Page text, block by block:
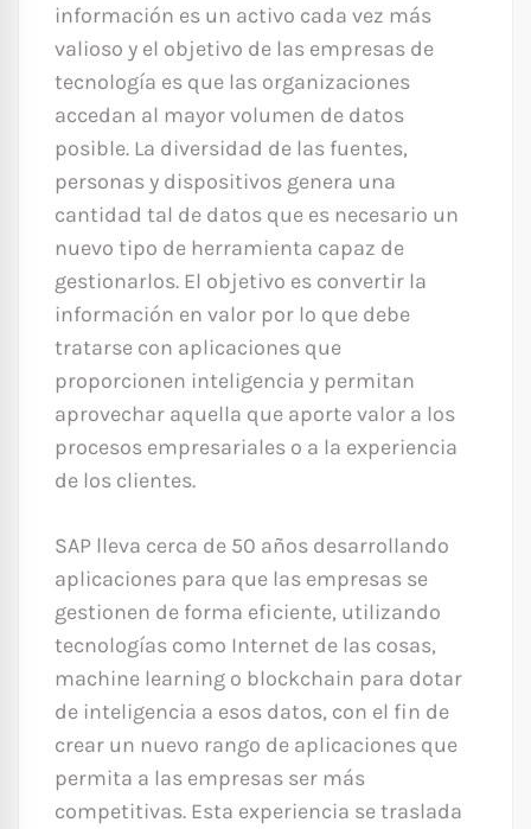
información es un activo cada vez más
valioso y el objetivo de las empresas de
tecnología es que las organizaciones
accedan al mayor volumen de datos
posible. La diversidad de las fuentes,
personas y dispositivos genera una
cantidad tal de datos que es necesario un
nuevo tipo de herramienta capaz de
gestionarlos. El objetivo es convertir la
información en valor por lo que debe
tratarse con aplicaciones que
proporcionen inteligencia y permitan
aprovechar aquella que aporte valor a los
procesos empresariales o a la experiencia
de los clientes.
SAP lleva cerca de 50 años desarrollando
aplicaciones para que las empresas se
gestionen de forma eficiente, utilizando
tecnologías como Internet de las cosas,
machine learning o blockchain para dotar
de inteligencia a esos datos, con el fin de
crear un nuevo rango de aplicaciones que
permita a las empresas ser más
competitivas. Esta experiencia se traslada